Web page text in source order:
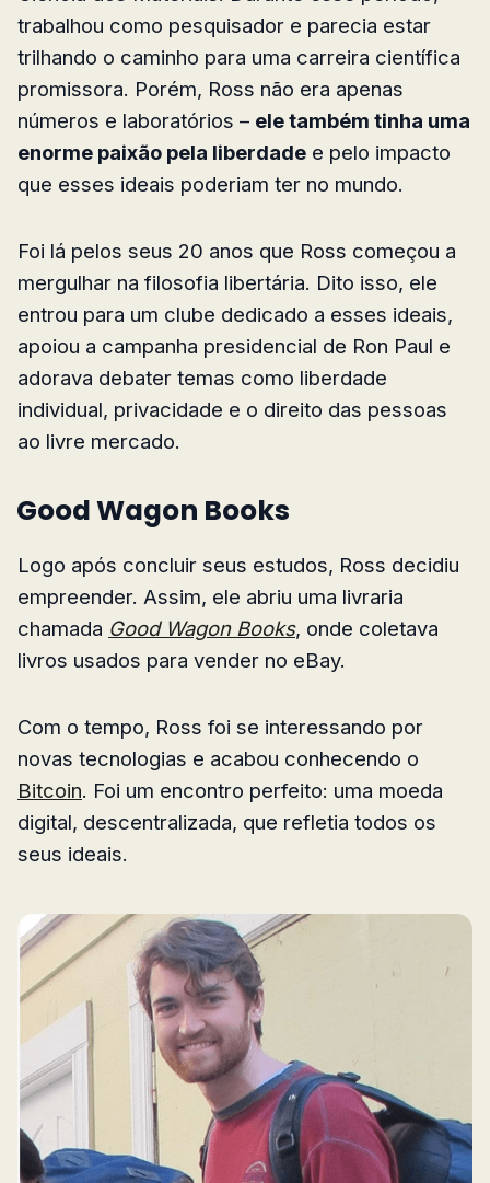
trabalhou como pesquisador e parecia estar
trilhando o caminho para uma carreira científica
promissora. Porém, Ross não era apenas
números e laboratórios – ele também tinha uma
enorme paixão pela liberdade e pelo impacto
que esses ideais poderiam ter no mundo.
Foi lá pelos seus 20 anos que Ross começou a
mergulhar na filosofia libertária. Dito isso, ele
entrou para um clube dedicado a esses ideais,
apoiou a campanha presidencial de Ron Paul e
adorava debater temas como liberdade
individual, privacidade e o direito das pessoas
ao livre mercado.
Good Wagon Books
Logo após concluir seus estudos, Ross decidiu
empreender. Assim, ele abriu uma livraria
chamada Good Wagon Books, onde coletava
livros usados para vender no eBay.
Com o tempo, Ross foi se interessando por
novas tecnologias e acabou conhecendo o
Bitcoin. Foi um encontro perfeito: uma moeda
digital, descentralizada, que refletia todos os
seus ideais.